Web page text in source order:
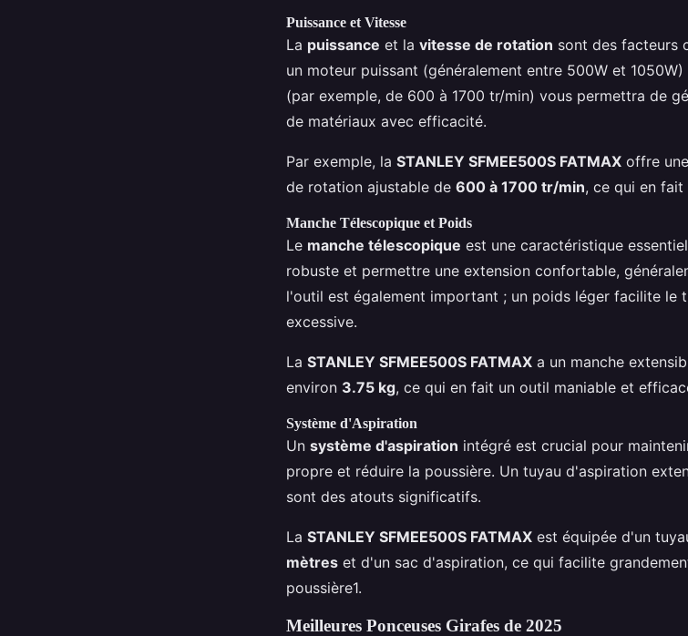
Puissance et Vitesse
La puissance et la vitesse de rotation sont des facteurs
un moteur puissant (généralement entre 500W et
(par exemple, de 600 à 1700 tr/min) vous permettra de
de matériaux avec efficacité.
Par exemple, la STANLEY SFMEE500S FATMAX offre
de rotation ajustable de 600 à 1700 tr/min, ce qui en fait
Manche Télescopique et Poids
Le manche télescopique est une caractéristique
robuste et permettre une extension confortable,
l'outil est également important ; un poids léger facilite le
excessive.
La STANLEY SFMEE500S FATMAX a un manche
environ 3.75 kg, ce qui en fait un outil maniable et
Système d'Aspiration
Un système d'aspiration intégré est crucial pour
propre et réduire la poussière. Un tuyau d'aspiration
sont des atouts significatifs.
La STANLEY SFMEE500S FATMAX est équipée d'un
mètres et d'un sac d'aspiration, ce qui facilite
poussière1.
Meilleures Ponceuses Girafes de 2025